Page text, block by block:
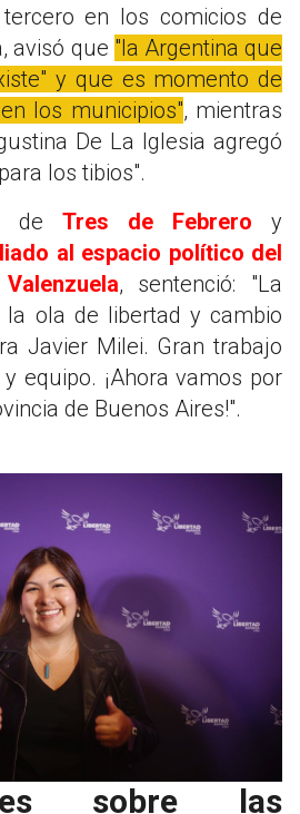
en los comicios de
avisó que "la Argentina que
y que es momento de
los municipios", mientras
De La Iglesia agregó
los tibios".
de Tres de Febrero y
al espacio político del
, sentenció: "La
ola de libertad y cambio
Javier Milei. Gran trabajo
equipo. ¡Ahora vamos por
de Buenos Aires!".
sobre las